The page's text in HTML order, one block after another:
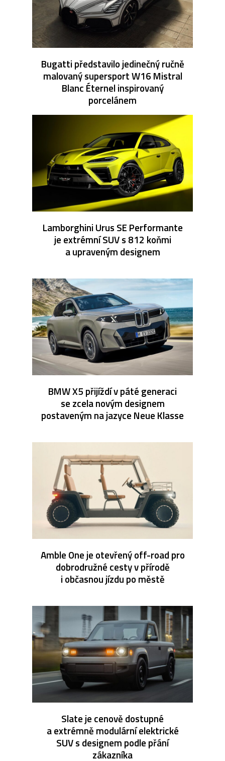
Bugatti představilo jedinečný ručně
malovaný supersport W16 Mistral
Blanc Éternel inspirovaný
porcelánem
Lamborghini Urus SE Performante
je extrémní SUV s 812 koňmi
a upraveným designem
BMW X5 přijíždí v páté generaci
se zcela novým designem
postaveným na jazyce Neue Klasse
Amble One je otevřený off-road pro
dobrodružné cesty v přírodě
i občasnou jízdu po městě
Slate je cenově dostupné
a extrémně modulární elektrické
SUV s designem podle přání
zákazníka